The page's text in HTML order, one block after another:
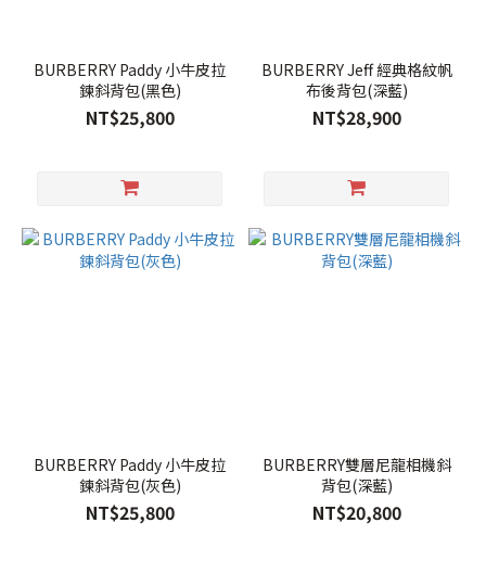
BURBERRY Paddy 小牛皮拉
鍊斜背包(黑色)
NT$25,800
BURBERRY Jeff 經典格紋帆
布後背包(深藍)
NT$28,900
BURBERRY Paddy 小牛皮拉
鍊斜背包(灰色)
NT$25,800
BURBERRY雙層尼龍相機斜
背包(深藍)
NT$20,800